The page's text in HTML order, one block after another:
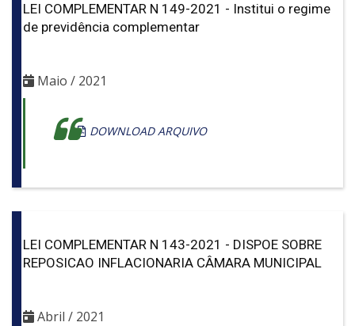
LEI COMPLEMENTAR N 149-2021 - Institui o regime
de previdência complementar
Maio / 2021
DOWNLOAD ARQUIVO
LEI COMPLEMENTAR N 143-2021 - DISPOE SOBRE
REPOSICAO INFLACIONARIA CÂMARA MUNICIPAL
Abril / 2021